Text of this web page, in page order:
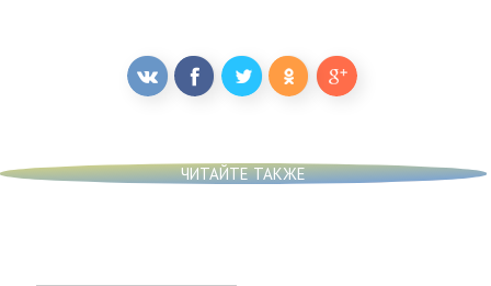
ЧИТАЙТЕ ТАКЖЕ